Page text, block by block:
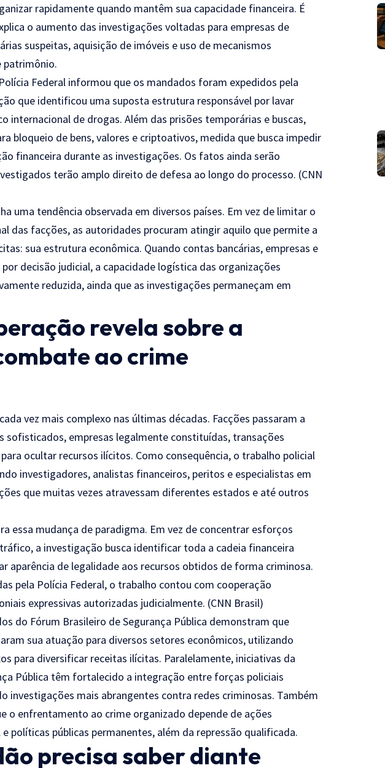
rapidamente quando mantêm sua capacidade financeira. É
o aumento das investigações voltadas para empresas de
suspeitas, aquisição de imóveis e uso de mecanismos
patrimônio.
Federal informou que os mandados foram expedidos pela
que identificou uma suposta estrutura responsável por lavar
internacional de drogas. Além das prisões temporárias e buscas,
bloqueio de bens, valores e criptoativos, medida que busca impedir
financeira durante as investigações. Os fatos ainda serão
terão amplo direito de defesa ao longo do processo. (CNN
uma tendência observada em diversos países. Em vez de limitar o
das facções, as autoridades procuram atingir aquilo que permite a
sua estrutura econômica. Quando contas bancárias, empresas e
decisão judicial, a capacidade logística das organizações
reduzida, ainda que as investigações permaneçam em
revela sobre a
ao crime
vez mais complexo nas últimas décadas. Facções passaram a
sofisticados, empresas legalmente constituídas, transações
ocultar recursos ilícitos. Como consequência, o trabalho policial
investigadores, analistas financeiros, peritos e especialistas em
que muitas vezes atravessam diferentes estados e até outros
essa mudança de paradigma. Em vez de concentrar esforços
a investigação busca identificar toda a cadeia financeira
aparência de legalidade aos recursos obtidos de forma criminosa.
pela Polícia Federal, o trabalho contou com cooperação
expressivas autorizadas judicialmente. (CNN Brasil)
do Fórum Brasileiro de Segurança Pública demonstram que
sua atuação para diversos setores econômicos, utilizando
para diversificar receitas ilícitas. Paralelamente, iniciativas da
Pública têm fortalecido a integração entre forças policiais
investigações mais abrangentes contra redes criminosas. Também
o enfrentamento ao crime organizado depende de ações
políticas públicas permanentes, além da repressão qualificada.
precisa saber diante